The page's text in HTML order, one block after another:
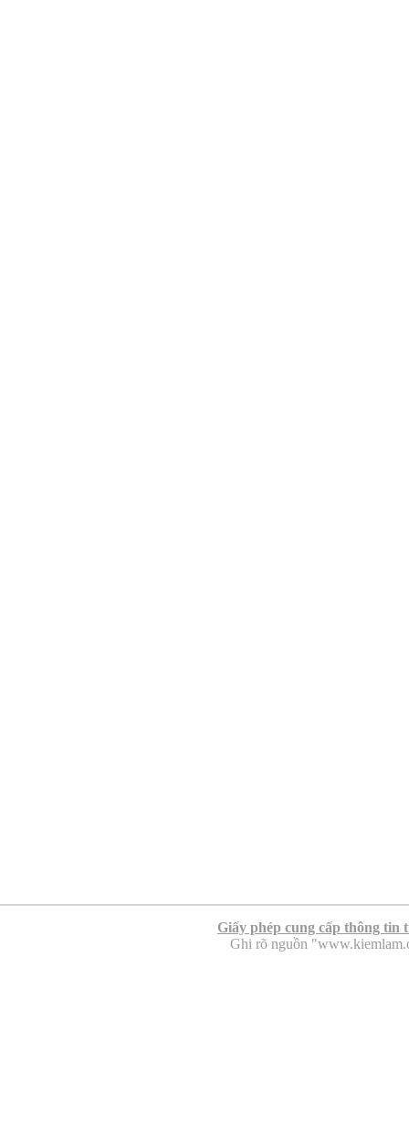
Giấy phép cung cấp thông tin
Ghi rõ nguồn